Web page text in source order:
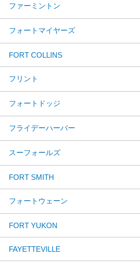
ファーミントン
フォートマイヤーズ
FORT COLLINS
フリント
フォートドッジ
フライデーハーバー
スーフォールズ
FORT SMITH
フォートウェーン
FORT YUKON
FAYETTEVILLE